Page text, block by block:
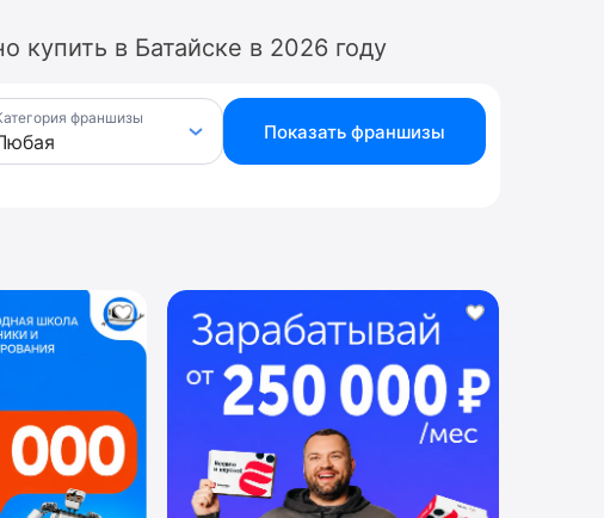
в Батайске в 2026 году
франшизы
Показать франшизы